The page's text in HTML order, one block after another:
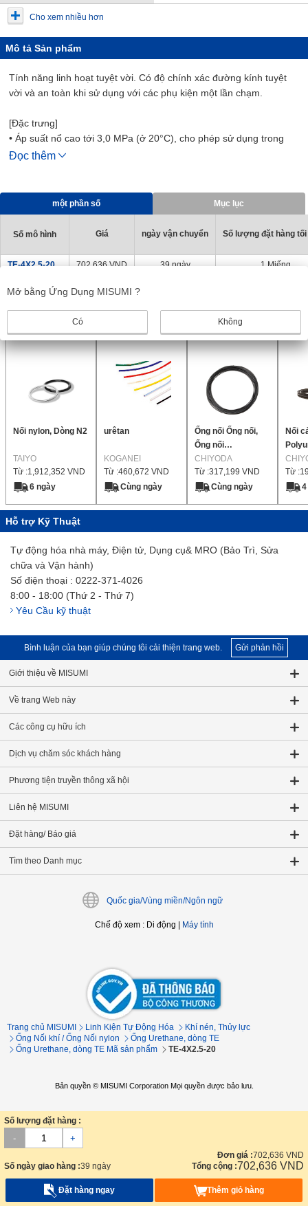
Cho xem nhiều hơn
Mô tả Sản phẩm
Tính năng linh hoạt tuyệt vời. Có độ chính xác đường kính tuyệt
vời và an toàn khi sử dụng với các phụ kiện một lần chạm.
[Đặc trưng]
• Áp suất nổ cao tới 3,0 MPa (ở 20°C), cho phép sử dụng trong
nhiều ứng dụng.
• Một loạt ⌀12 loại cũng có sẵn.
• Có độ chính xác đường kính tuyệt vời và an toàn khi sử dụng với
các phụ kiện một lần chạm.
Đọc thêm
một phần số Mục lục
Số mô hình Giá ngày vận chuyển Số lượng đặt hàng
TE-4X2.5-20 702,636VND 39 ngày 1 Miếng
Sản phẩm giống nhau
Nối nylon, Dòng N2
TAIYO
Từ :1,912,352 VND
6 ngày
urêtan
KOGANEI
Từ :460,672 VND
Cùng ngày
Ống nối Ống nối,
Ống nối
polyurethane
chống nước TE
CHIYODA
Từ :317,199 VND
Cùng ngày
Nối
chịu
Từ :
Hỗ trợ Kỹ Thuật
Tự động hóa nhà máy, Điện tử, Dụng cụ& MRO (Bảo Trì, Sửa
chữa và Vận hành)
Số điện thoại : 0222-371-4026
8:00 - 18:00 (Thứ 2 - Thứ 7)
Yêu Cầu kỹ thuật
Bình luận của bạn giúp chúng tôi cải thiện trang web. Gửi phản hồi
Giới thiệu về MISUMI
Về trang Web này
Các công cụ hữu ích
Dịch vụ chăm sóc khách hàng
Phương tiện truyền thông xã hội
Liên hệ MISUMI
Đặt hàng/ Báo giá
Tìm theo Danh mục
Quốc gia/Vùng miền/Ngôn ngữ
Chế độ xem: Di động Máy tính
Trang chủ MISUMI Linh Kiện Tự Động Hóa
Khí nén, Thủy lực
Ống Nối khí / Ống Nối nylon
Ống Urethane, dòng TE
Ống Urethane, dòng TE Mã sản phẩm
TE-4X2.5-20
Bản quyền © MISUMI Corporation Mọi quyền được bảo lưu.
Số lượng đặt hàng :
- +
Số ngày giao hàng :39 ngày
Đơn giá :702,636 VND
Tổng cộng :702,636 VND
Đặt hàng ngay Thêm giỏ hàng
Mở bằng Ứng Dụng MISUMI ?
Có Không